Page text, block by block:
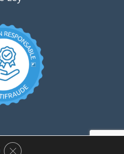
Cerrar el banner de cookies RGPD